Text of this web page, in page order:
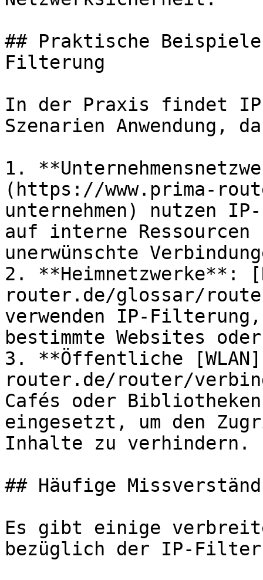
## Praktische
Filterung
In der Praxis findet
Szenarien Anwendung,
1.
(https://www.prima-
unternehmen) nutzen
auf interne
unerwünschte
2. **Heimnetzwerke**:
router.de/glossar/
verwenden IP-
bestimmte Websites
3. **Öffentliche
router.de/router/
Cafés oder
eingesetzt, um den
Inhalte zu verhindern.
## Häufige
Es gibt einige
bezüglich der IP-